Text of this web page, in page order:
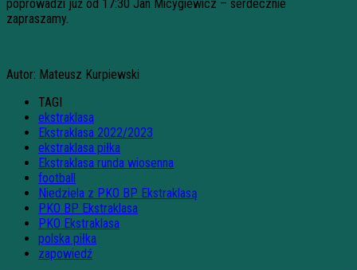
poprowadzi już od 17:30 Jan Micygiewicz – serdecznie
zapraszamy.
Autor: Mateusz Kurpiewski
TAGI
ekstraklasa
Ekstraklasa 2022/2023
ekstraklasa piłka
Ekstraklasa runda wiosenna
football
Niedziela z PKO BP Ekstraklasą
PKO BP Ekstraklasa
PKO Ekstraklasa
polska piłka
zapowiedź